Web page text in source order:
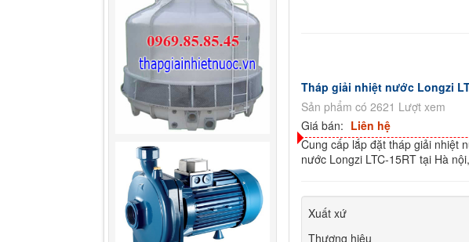
Tháp giải nhiệt nước Longzi
Sản phẩm có 2621 Lượt xem
Giá bán: Liên hệ
Cung cấp lắp đặt tháp giải nhiệt
nước Longzi LTC-15RT tại Hà
Xuất xứ
Thương hiệu